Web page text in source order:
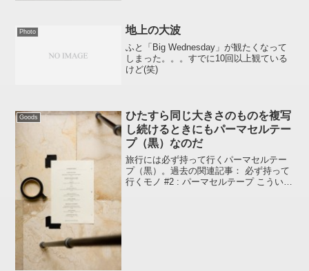
に至る一般自動車道。プリン...
Photo 地上の大波
ふと「Big Wednesday」が観たくなって
しまった。。。すでに10回以上観ている
けど(笑)
Goods
ひたすら同じ大きさのものを複写
し続けるときにもパーマセルテー
プ（黒）なのだ
旅行には必ず持って行くパーマセルテー
プ（黒）。過去の関連記事： 必ず持って
行くモノ #2 : パーマセルテープ こういう